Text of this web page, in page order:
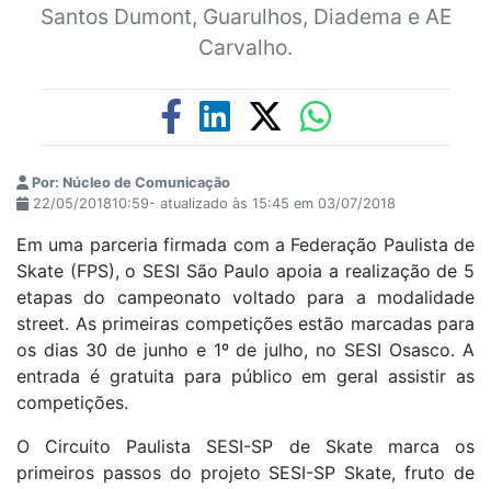
Santos Dumont, Guarulhos, Diadema e AE
Carvalho.
Por: Núcleo de Comunicação
22/05/201810:59- atualizado às 15:45 em 03/07/2018
Em uma parceria firmada com a Federação Paulista de
Skate (FPS), o SESI São Paulo apoia a realização de 5
etapas do campeonato voltado para a modalidade
street. As primeiras competições estão marcadas para
os dias 30 de junho e 1º de julho, no SESI Osasco. A
entrada é gratuita para público em geral assistir as
competições.
O Circuito Paulista SESI-SP de Skate marca os
primeiros passos do projeto SESI-SP Skate, fruto de